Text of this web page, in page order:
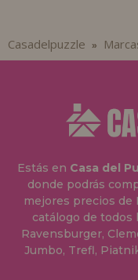
Casadelpuzzle »
Estás en Casa del
donde podrás
mejores precios
catálogo de todos
Ravensburger,
Jumbo, Trefl,